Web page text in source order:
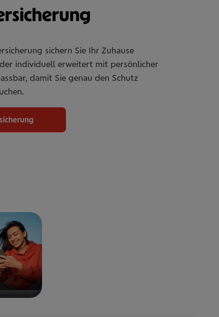
sichern Sie Ihr Zuhause
individuell erweitert mit persönlicher
damit Sie genau den Schutz